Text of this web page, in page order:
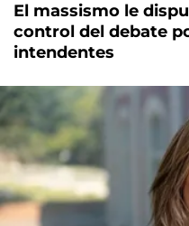
El massismo le
control del debate
intendentes